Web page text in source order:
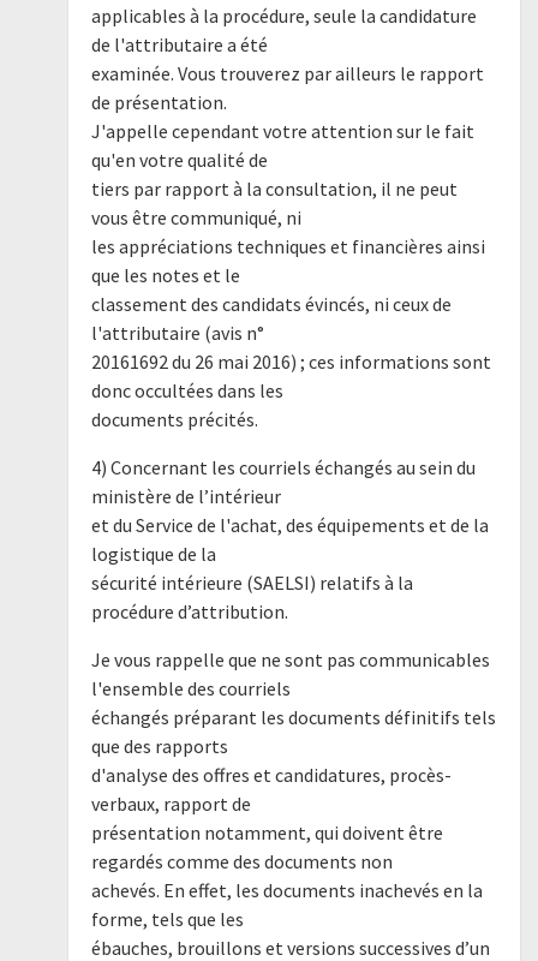
applicables à la procédure, seule la candidature
de l'attributaire a été
examinée. Vous trouverez par ailleurs le rapport
de présentation.
J'appelle cependant votre attention sur le fait
qu'en votre qualité de
tiers par rapport à la consultation, il ne peut
vous être communiqué, ni
les appréciations techniques et financières ainsi
que les notes et le
classement des candidats évincés, ni ceux de
l'attributaire (avis n°
20161692 du 26 mai 2016) ; ces informations sont
donc occultées dans les
documents précités.
4) Concernant les courriels échangés au sein du
ministère de l’intérieur
et du Service de l'achat, des équipements et de la
logistique de la
sécurité intérieure (SAELSI) relatifs à la
procédure d’attribution.
Je vous rappelle que ne sont pas communicables
l'ensemble des courriels
échangés préparant les documents définitifs tels
que des rapports
d'analyse des offres et candidatures, procès-
verbaux, rapport de
présentation notamment, qui doivent être
regardés comme des documents non
achevés. En effet, les documents inachevés en la
forme, tels que les
ébauches, brouillons et versions successives d’un